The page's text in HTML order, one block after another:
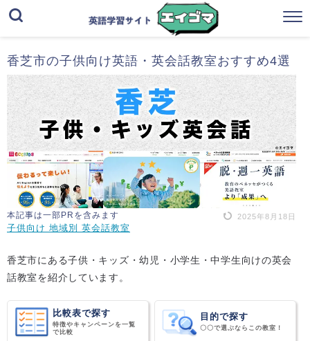
香芝市の子供向け英語・英会話教室おすすめ4選
本記事は一部PRを含みます 2025年8月18日
子供向け 地域別 英会話教室
香芝市にある子供・キッズ・幼児・小学生・中学生向けの英会
話教室を紹介しています。
比較表で探す
特徴やキャンペーンを一覧
で比較
目的で探す
〇〇で選ぶならこの教室！